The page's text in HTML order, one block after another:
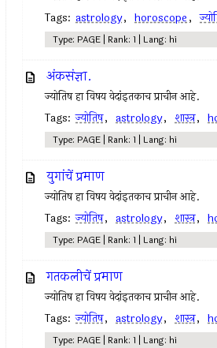
Tags: astrology, horoscope,
Type: PAGE | Rank: 1 | Lang: hi
अंकसंज्ञा.
ज्योतिष हा विषय वेदांइतकाच प्राचीन आहे.
Tags: ज्योतिष, astrology, शास्त्र,
Type: PAGE | Rank: 1 | Lang: hi
युगांचें प्रमाण
ज्योतिष हा विषय वेदांइतकाच प्राचीन आहे.
Tags: ज्योतिष, astrology, शास्त्र,
Type: PAGE | Rank: 1 | Lang: hi
गतकलीचें प्रमाण
ज्योतिष हा विषय वेदांइतकाच प्राचीन आहे.
Tags: ज्योतिष, astrology, शास्त्र,
Type: PAGE | Rank: 1 | Lang: hi